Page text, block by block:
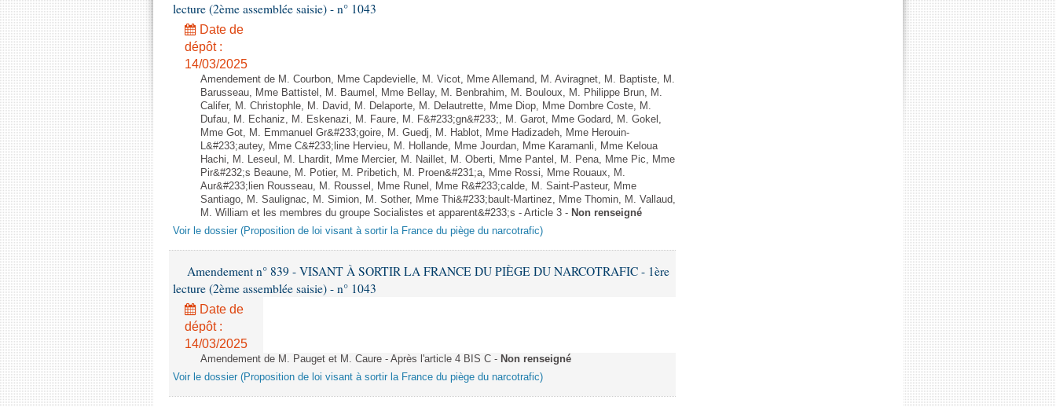
lecture (2ème assemblée saisie) - n° 1043
Date de
dépôt :
14/03/2025
Amendement de M. Courbon, Mme Capdevielle, M. Vicot, Mme Allemand, M. Aviragnet, M. Baptiste, M.
Barusseau, Mme Battistel, M. Baumel, Mme Bellay, M. Benbrahim, M. Bouloux, M. Philippe Brun, M.
Califer, M. Christophle, M. David, M. Delaporte, M. Delautrette, Mme Diop, Mme Dombre Coste, M.
Dufau, M. Echaniz, M. Eskenazi, M. Faure, M. F&#233;gn&#233;, M. Garot, Mme Godard, M. Gokel,
Mme Got, M. Emmanuel Gr&#233;goire, M. Guedj, M. Hablot, Mme Hadizadeh, Mme Herouin-
L&#233;autey, Mme C&#233;line Hervieu, M. Hollande, Mme Jourdan, Mme Karamanli, Mme Keloua
Hachi, M. Leseul, M. Lhardit, Mme Mercier, M. Naillet, M. Oberti, Mme Pantel, M. Pena, Mme Pic, Mme
Pir&#232;s Beaune, M. Potier, M. Pribetich, M. Proen&#231;a, Mme Rossi, Mme Rouaux, M.
Aur&#233;lien Rousseau, M. Roussel, Mme Runel, Mme R&#233;calde, M. Saint-Pasteur, Mme
Santiago, M. Saulignac, M. Simion, M. Sother, Mme Thi&#233;bault-Martinez, Mme Thomin, M. Vallaud,
M. William et les membres du groupe Socialistes et apparent&#233;s - Article 3 - Non renseigné
Voir le dossier (Proposition de loi visant à sortir la France du piège du narcotrafic)
Amendement n° 839 - VISANT À SORTIR LA FRANCE DU PIÈGE DU NARCOTRAFIC - 1ère
lecture (2ème assemblée saisie) - n° 1043
Date de
dépôt :
14/03/2025
Amendement de M. Pauget et M. Caure - Après l'article 4 BIS C - Non renseigné
Voir le dossier (Proposition de loi visant à sortir la France du piège du narcotrafic)